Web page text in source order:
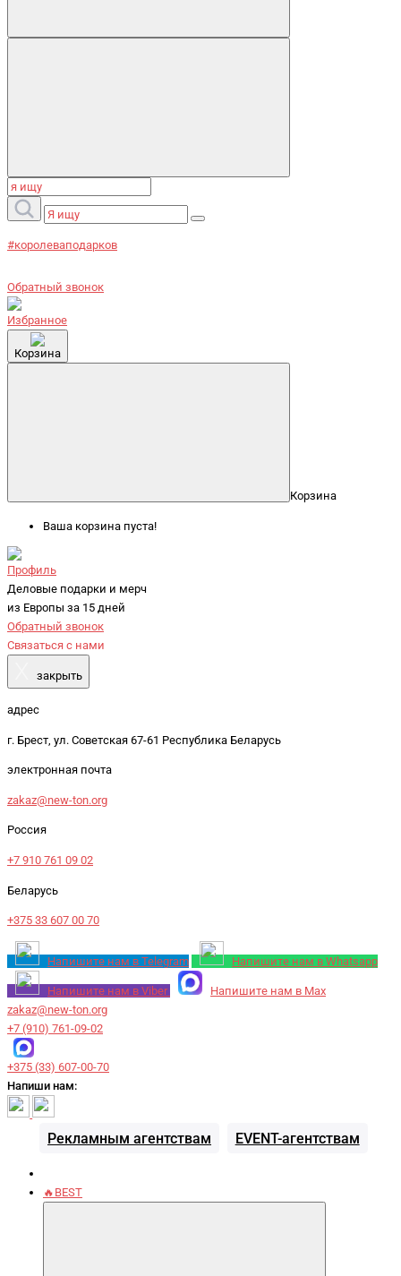
#королеваподарков
Обратный звонок
Избранное
Корзина
Корзина
Ваша корзина пуста!
Профиль
Деловые подарки и мерч
из Европы за 15 дней
Обратный звонок
Связаться с нами
закрыть
адрес
г. Брест, ул. Советская 67-61 Республика Беларусь
электронная почта
zakaz@new-ton.org
Россия
+7 910 761 09 02
Беларусь
+375 33 607 00 70
Напишите нам в Telegram Напишите нам в Whatsapp
Напишите нам в Viber
Напишите нам в Max
zakaz@new-ton.org
+7 (910) 761-09-02
+375 (33) 607-00-70
Напиши нам:
Рекламным агентствам EVENT-агентствам
🔥BEST